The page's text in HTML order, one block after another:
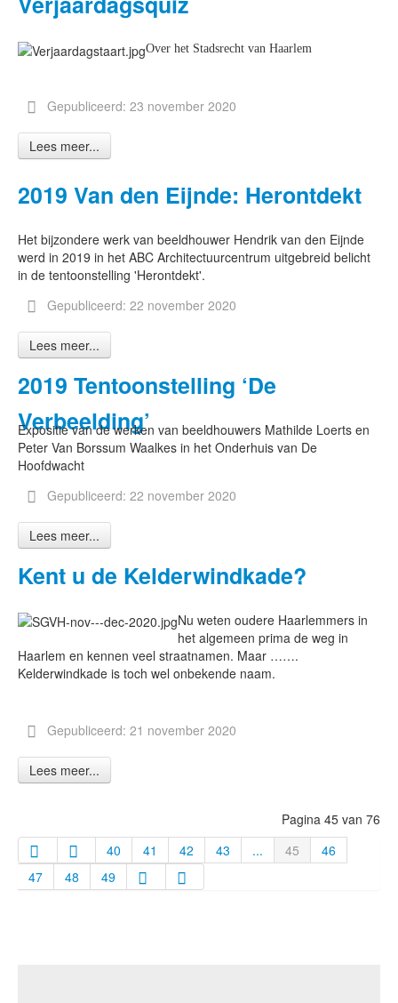
Over het Stadsrecht van Haarlem
Gepubliceerd: 23 november 2020
Lees meer...
2019 Van den Eijnde: Herontdekt
Het bijzondere werk van beeldhouwer Hendrik van den Eijnde
werd in 2019 in het ABC Architectuurcentrum uitgebreid belicht
in de tentoonstelling 'Herontdekt'.
Gepubliceerd: 22 november 2020
Lees meer...
2019 Tentoonstelling ‘De
Verbeelding’
Expositie van de werken van beeldhouwers Mathilde Loerts en
Peter Van Borssum Waalkes in het Onderhuis van De
Hoofdwacht
Gepubliceerd: 22 november 2020
Lees meer...
Kent u de Kelderwindkade?
Nu weten oudere Haarlemmers in
het algemeen prima de weg in
Haarlem en kennen veel straatnamen. Maar …….
Kelderwindkade is toch wel onbekende naam.
Gepubliceerd: 21 november 2020
Lees meer...
Pagina 45 van 76
40
41 42 43 ... 45
46
47
48 49